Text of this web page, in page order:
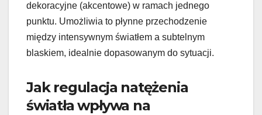
dekoracyjne (akcentowe) w ramach jednego
punktu. Umożliwia to płynne przechodzenie
między intensywnym światłem a subtelnym
blaskiem, idealnie dopasowanym do sytuacji.
Jak regulacja natężenia
światła wpływa na